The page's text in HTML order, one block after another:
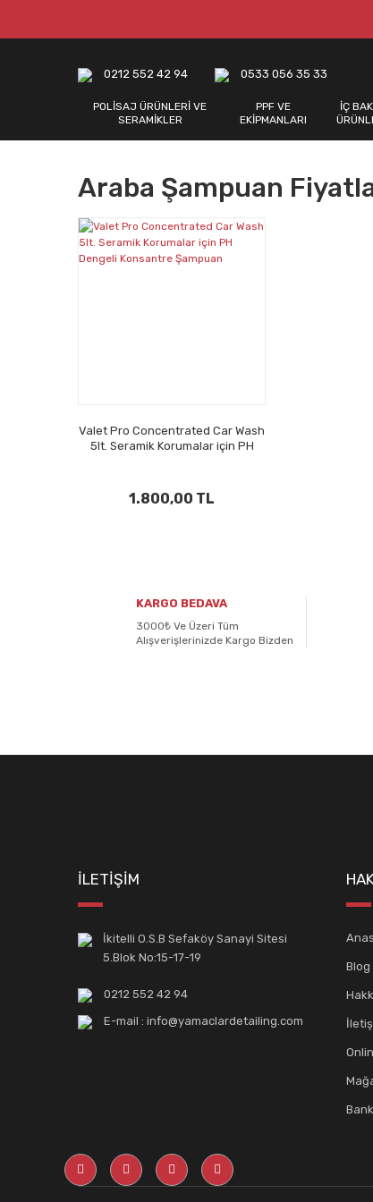
0212 552 42 94 0533 056 35 33
POLİSAJ ÜRÜNLERİ VE
SERAMİKLER
PPF VE
EKİPMANLARI
İÇ
Araba Şampuan
Valet Pro Concentrated Car Wash
5lt. Seramik Korumalar için PH
1.800,00 TL
KARGO BEDAVA
3000₺ Ve Üzeri Tüm
Alışverişlerinizde Kargo Bizden
İLETİŞİM
İkitelli O.S.B Sefaköy Sanayi Sitesi
5.Blok No:15-17-19
0212 552 42 94
E-mail : info@yamaclardetailing.com
Blog